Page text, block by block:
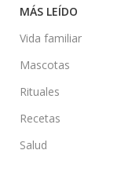
MÁS LEÍDO
Vida familiar
Mascotas
Rituales
Recetas
Salud